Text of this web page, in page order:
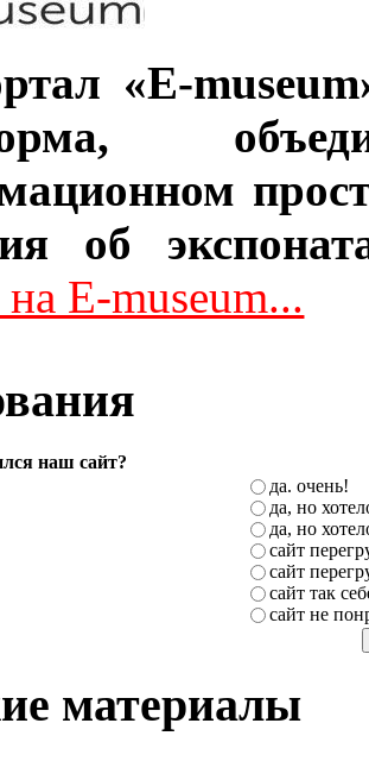
«E-
об
E-museum...
наш сайт?
да. очень!
да, но
да, но
сайт
сайт
сайт так
сайт не
материалы